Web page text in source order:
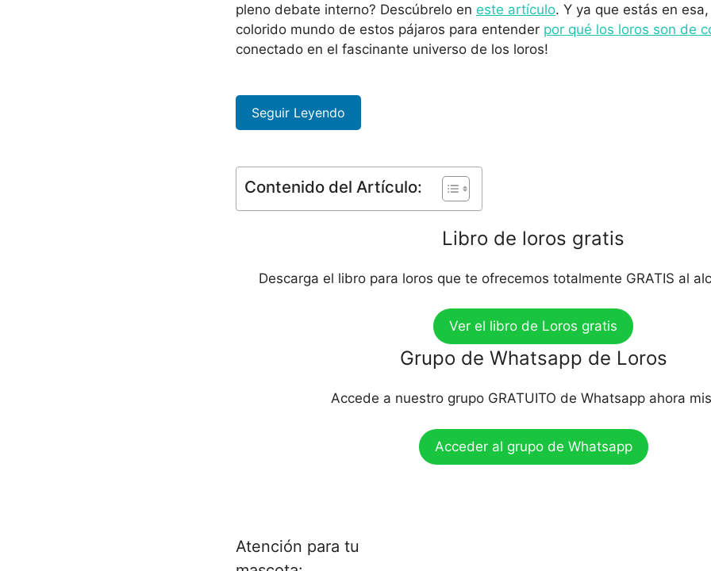
pleno debate interno? Descúbrelo en este artículo. Y ya que estás en
colorido mundo de estos pájaros para entender por qué los loros son de
conectado en el fascinante universo de los loros!
Seguir Leyendo
Contenido del Artículo:
Libro de loros gratis
Descarga el libro para loros que te ofrecemos totalmente GRATIS al
Ver el libro de Loros gratis
Grupo de Whatsapp de Loros
Accede a nuestro grupo GRATUITO de Whatsapp ahora
Acceder al grupo de Whatsapp
Atención para tu